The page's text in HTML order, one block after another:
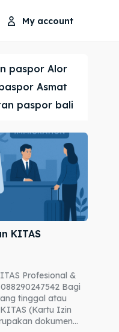
My account
paspor Alor
Asmat
paspor bali
KITAS
Profesional &
Bagi
tinggal atau
(Kartu Izin
dokumen...